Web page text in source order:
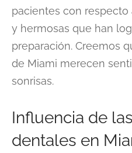
pacientes con respecto
y hermosas que han
preparación. Creemos
de Miami merecen
sonrisas.
Influencia de
dentales en